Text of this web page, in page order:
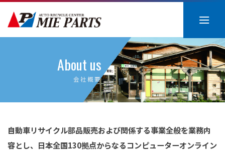
content
About us
会社概要
自動車リサイクル部品販売および関係する事業全般を業務内
容とし、 日本全国130拠点からなるコンピューターオンライン